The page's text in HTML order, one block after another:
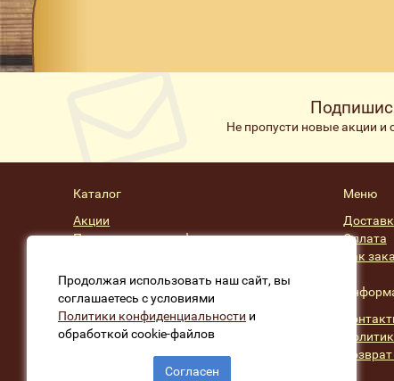
Не пропусти новые акции и
Каталог
Акции
Подарочные сертификаты
Меню
Оплата
Как
Продолжая использовать наш сайт, вы
соглашаетесь с условиями
Политики конфиденциальности и
обработкой cookie-файлов
Согласен